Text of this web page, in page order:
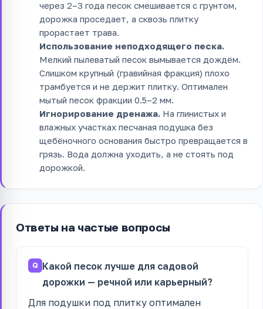
через 2–3 года песок смешивается с грунтом,
дорожка проседает, а сквозь плитку
прорастает трава.
Использование неподходящего песка.
Мелкий пылеватый песок вымывается дождём.
Слишком крупный (гравийная фракция) плохо
трамбуется и не держит плитку. Оптимален
мытый песок фракции 0.5–2 мм.
Игнорирование дренажа. На глинистых и
влажных участках песчаная подушка без
щебёночного основания быстро превращается в
грязь. Вода должна уходить, а не стоять под
дорожкой.
Ответы на частые вопросы
Какой песок лучше для садовой
дорожки — речной или карьерный?
Для подушки под плитку оптимален